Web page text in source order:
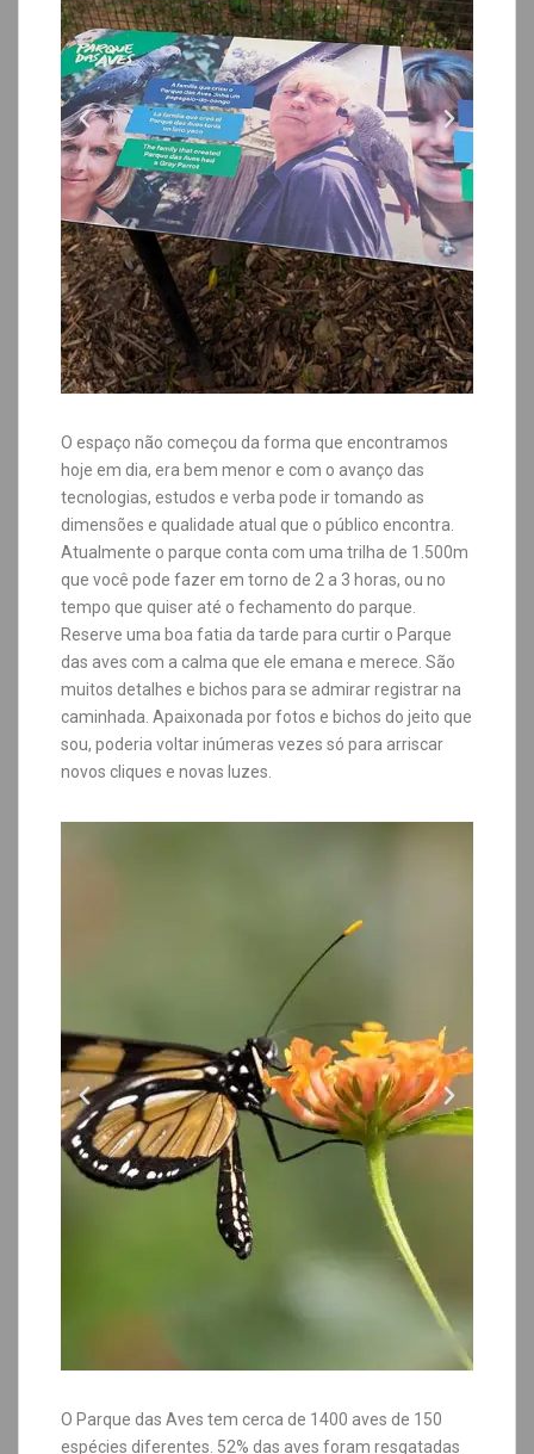
O espaço não começou da forma que encontramos
hoje em dia, era bem menor e com o avanço das
tecnologias, estudos e verba pode ir tomando as
dimensões e qualidade atual que o público encontra.
Atualmente o parque conta com uma trilha de 1.500m
que você pode fazer em torno de 2 a 3 horas, ou no
tempo que quiser até o fechamento do parque.
Reserve uma boa fatia da tarde para curtir o Parque
das aves com a calma que ele emana e merece. São
muitos detalhes e bichos para se admirar registrar na
caminhada. Apaixonada por fotos e bichos do jeito que
sou, poderia voltar inúmeras vezes só para arriscar
novos cliques e novas luzes.
O Parque das Aves tem cerca de 1400 aves de 150
espécies diferentes. 52% das aves foram resgatadas